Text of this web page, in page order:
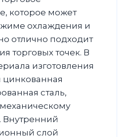
которое может
охлаждения и
отлично подходит
торговых точек. В
изготовления
цинкованная
сталь,
Внутренний
слой